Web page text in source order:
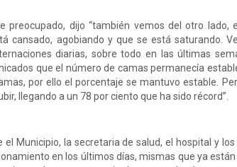
preocupado, dijo “también vemos del otro lado,
cansado, agobiando y que se está saturando.
diarias, sobre todo en las últimas
que el número de camas permanecía
por ello el porcentaje se mantuvo estable.
llegando a un 78 por ciento que ha sido récord”.
Municipio, la secretaria de salud, el hospital y
en los últimos días, mismas que ya